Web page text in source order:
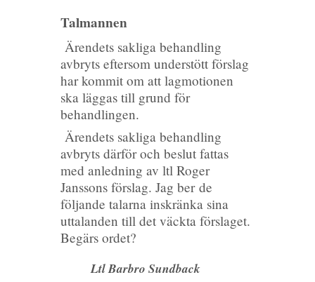
Talmannen
Ärendets sakliga behandling
avbryts eftersom understött förslag
har kommit om att lagmotionen
ska läggas till grund för
behandlingen.
Ärendets sakliga behandling
avbryts därför och beslut fattas
med anledning av ltl Roger
Janssons förslag. Jag ber de
följande talarna inskränka sina
uttalanden till det väckta förslaget.
Begärs ordet?
Ltl Barbro Sundback